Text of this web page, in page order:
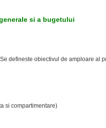
si a bugetului
defineste obiectivul de amploare al
si compartimentare)